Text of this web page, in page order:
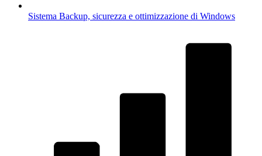
Sistema Backup, sicurezza e ottimizzazione di Windows